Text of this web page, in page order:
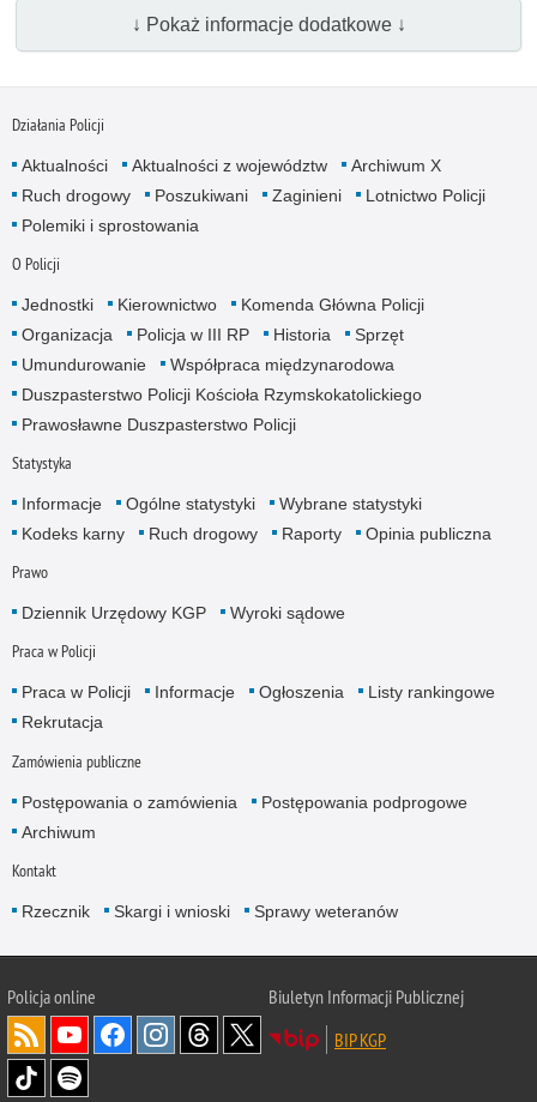
↓ Pokaż informacje dodatkowe ↓
Działania Policji
Aktualności Aktualności z województw
Archiwum X
Ruch drogowy
Poszukiwani Zaginieni
Lotnictwo Policji
Polemiki i sprostowania
O Policji
Jednostki Kierownictwo
Komenda Główna Policji
Organizacja
Policja w III RP Historia
Sprzęt
Umundurowanie
Współpraca międzynarodowa
Duszpasterstwo Policji Kościoła Rzymskokatolickiego
Prawosławne Duszpasterstwo Policji
Statystyka
Informacje Ogólne statystyki
Wybrane statystyki
Kodeks karny
Ruch drogowy Raporty Opinia publiczna
Prawo
Dziennik Urzędowy KGP Wyroki sądowe
Praca w Policji
Praca w Policji Informacje Ogłoszenia
Listy rankingowe
Rekrutacja
Zamówienia publiczne
Postępowania o zamówienia
Postępowania podprogowe
Archiwum
Kontakt
Rzecznik Skargi i wnioski Sprawy weteranów
Policjaonline
Biuletyn Informacji Publicznej
BIP KGP